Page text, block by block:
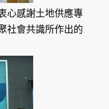
心感謝土地供應專
社會共識所作出的